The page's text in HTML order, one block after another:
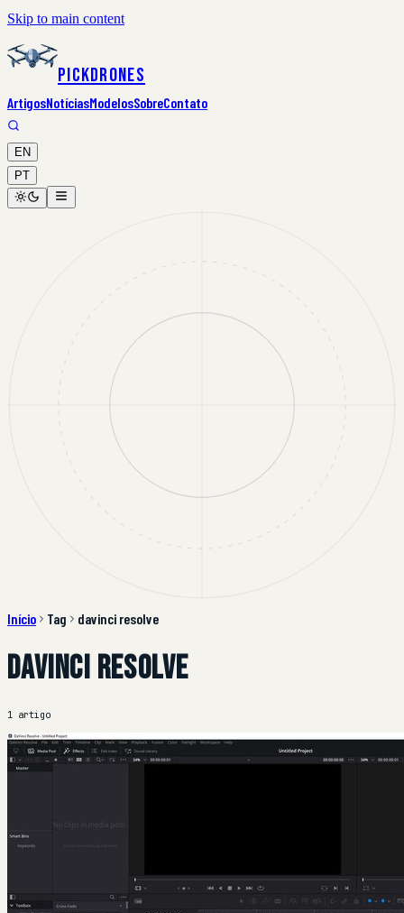
Skip to main content
PickDrones
ArtigosNotíciasModelosSobreContato
EN
PT
Início Tag davinci resolve
davinci resolve
1 artigo